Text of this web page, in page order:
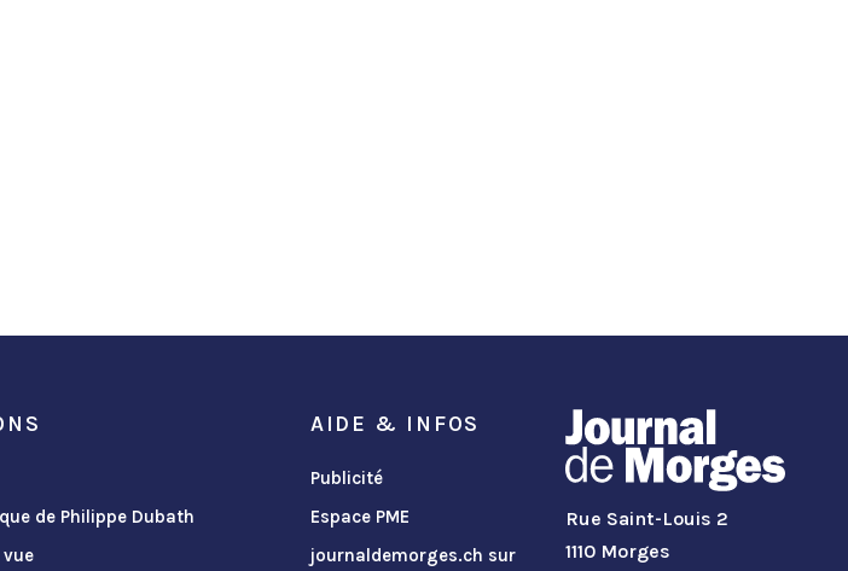
de Philippe Dubath
vue
AIDE & INFOS
Publicité
Espace PME
journaldemorges.ch sur
Rue Saint-Louis 2
1110 Morges